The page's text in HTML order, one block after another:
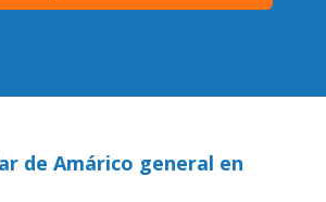
de Amárico general en